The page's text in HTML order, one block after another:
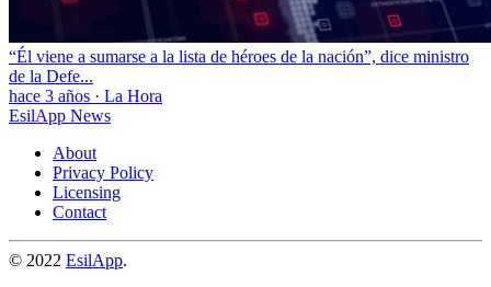
“Él viene a sumarse a la lista de héroes de la nación”, dice ministro
de la Defe...
hace 3 años · La Hora
EsilApp News
About
Privacy Policy
Licensing
Contact
© 2022 EsilApp.